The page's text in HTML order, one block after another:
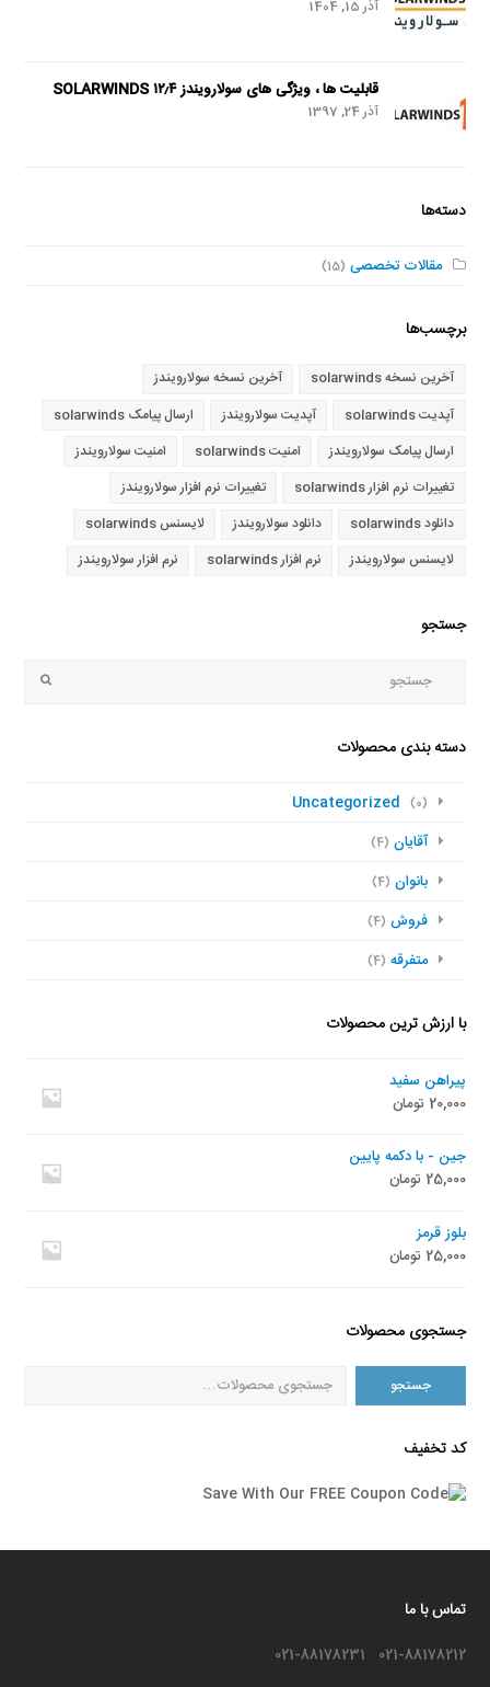
آذر 15, 1404
قابلیت ها ، ویژگی های سولارویندز SOLARWINDS ۱۲٫۴
آذر 24, 1397
دسته‌ها
مقالات تخصصی (15)
برچسب‌ها
آخرین نسخه solarwinds
آخرین نسخه سولارویندز
آپدیت solarwinds
آپدیت سولارویندز
ارسال پیامک solarwinds
ارسال پیامک سولارویندز
امنیت solarwinds
امنیت سولارویندز
تغییرات نرم افزار solarwinds
تغییرات نرم افزار سولارویندز
دانلود solarwinds
دانلود سولارویندز
لایسنس solarwinds
لایسنس سولارویندز
نرم افزار solarwinds نرم افزار سولارویندز
جستجو
دسته بندی محصولات
Uncategorized (0)
آقایان (4)
بانوان (4)
فروش (4)
متفرقه (4)
با ارزش ترین محصولات
پیراهن سفید
20,000 تومان
جین - با دکمه پایین
25,000 تومان
بلوز قرمز
25,000 تومان
جستجوی محصولات
جستجو
کد تخفیف
تماس با ما
021-88178212 021-88178231